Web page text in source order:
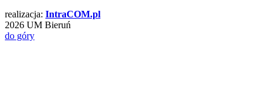
realizacja: IntraCOM.pl
2026 UM Bieruń
do góry